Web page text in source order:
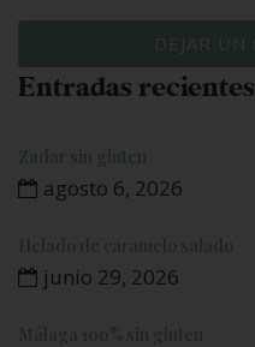
Entradas recientes
Zadar sin gluten
agosto 6, 2026
Helado de caramelo salado
junio 29, 2026
Málaga 100% sin gluten